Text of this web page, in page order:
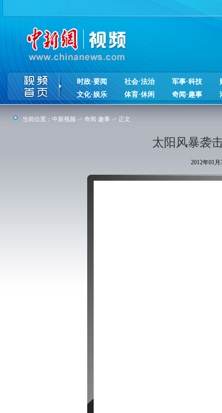
时政·要闻 社会·法治 军事·科技
文化·娱乐
体育·休闲 奇闻·趣事
当前位置： 中新视频 -> 奇闻·趣事 -> 正文
太阳风暴袭
2012年01